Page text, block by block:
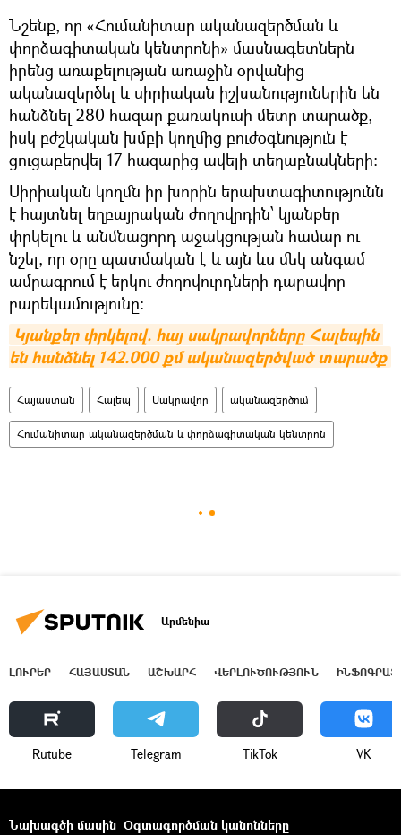
Նշենք, որ «Հումանիտար ականազերծման և
փորձագիտական կենտրոնի» մասնագետներն
իրենց առաքելության առաջին օրվանից
ականազերծել և սիրիական իշխանություներին են
հանձնել 280 հազար քառակուսի մետր տարածք,
իսկ բժշկական խմբի կողմից բուժօգնություն է
ցուցաբերվել 17 հազարից ավելի տեղաբնակների։
Սիրիական կողմն իր խորին երախտագիտությունն
է հայտնել եղբայրական ժողովրդին՝ կյանքեր
փրկելու և անմնացորդ աջակցության համար ու
նշել, որ օրը պատմական է և այն ևս մեկ անգամ
ամրագրում է երկու ժողովուրդների դարավոր
բարեկամությունը։
Կյանքեր փրկելով. հայ սակրավորները Հալեպին
են հանձնել 142.000 քմ ականազերծված տարածք
Հայաստան Հալեպ Սակրավոր ականազերծում
Հումանիտար ականազերծման և փորձագիտական կենտրոն
Արմենիա
ԼՈՒՐԵՐ ՀԱՅԱՍՏԱՆ ԱՇԽԱՐՀ ՎԵՐԼՈՒԾՈՒԹՅՈՒՆ
Rutube Telegram ТikТоk VK
Նախագծի մասին Օգտագործման կանոնները